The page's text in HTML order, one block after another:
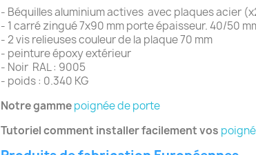
- Béquilles aluminium actives avec plaques acier
- 1 carré zingué 7x90 mm porte épaisseur. 40/50
- 2 vis relieuses couleur de la plaque 70 mm
- peinture époxy extérieur
- Noir RAL : 9005
- poids : 0.340 KG
Notre gammepoignée de porte
Tutoriel comment installer facilement vos